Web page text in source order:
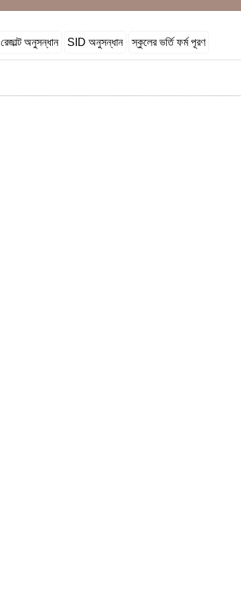
রেজাল্ট অনুসন্ধান SID অনুসন্ধান স্কুলের ভর্তি ফর্ম পূরণ